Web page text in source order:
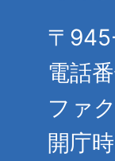
〒
電話
ファ
開庁